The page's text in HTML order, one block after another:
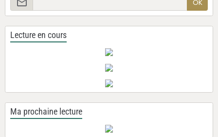
OK
Lecture en cours
Ma prochaine lecture